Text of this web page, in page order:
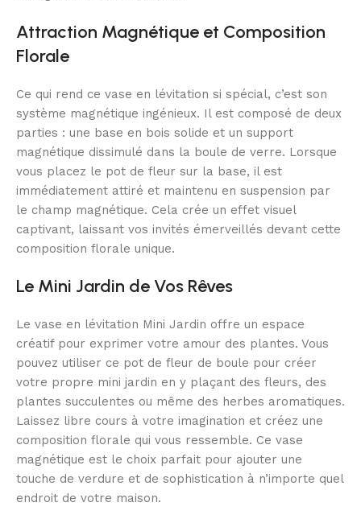
Attraction Magnétique et Composition
Florale
Ce qui rend ce vase en lévitation si spécial, c’est son
système magnétique ingénieux. Il est composé de deux
parties : une base en bois solide et un support
magnétique dissimulé dans la boule de verre. Lorsque
vous placez le pot de fleur sur la base, il est
immédiatement attiré et maintenu en suspension par
le champ magnétique. Cela crée un effet visuel
captivant, laissant vos invités émerveillés devant cette
composition florale unique.
Le Mini Jardin de Vos Rêves
Le vase en lévitation Mini Jardin offre un espace
créatif pour exprimer votre amour des plantes. Vous
pouvez utiliser ce pot de fleur de boule pour créer
votre propre mini jardin en y plaçant des fleurs, des
plantes succulentes ou même des herbes aromatiques.
Laissez libre cours à votre imagination et créez une
composition florale qui vous ressemble. Ce vase
magnétique est le choix parfait pour ajouter une
touche de verdure et de sophistication à n’importe quel
endroit de votre maison.